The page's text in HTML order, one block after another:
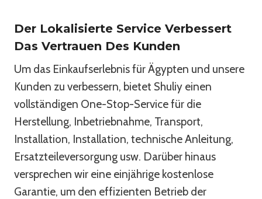
Der Lokalisierte Service Verbessert
Das Vertrauen Des Kunden
Um das Einkaufserlebnis für Ägypten und unsere
Kunden zu verbessern, bietet Shuliy einen
vollständigen One-Stop-Service für die
Herstellung, Inbetriebnahme, Transport,
Installation, Installation, technische Anleitung,
Ersatzteileversorgung usw. Darüber hinaus
versprechen wir eine einjährige kostenlose
Garantie, um den effizienten Betrieb der